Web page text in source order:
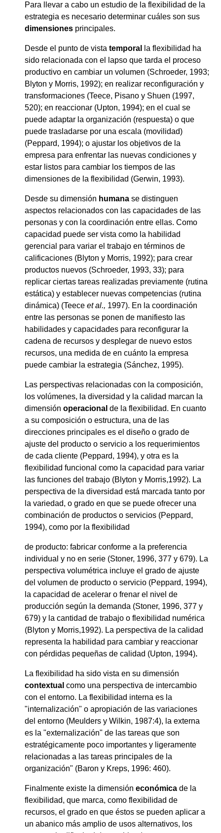
Para llevar a cabo un estudio de la flexibilidad de la
estrategia es necesario determinar cuáles son sus
dimensiones principales.
Desde el punto de vista temporal
la flexibilidad ha
sido relacionada con el lapso que tarda el proceso
productivo en cambiar un volumen (Schroeder, 1993;
Blyton y Morris, 1992); en realizar reconfiguración y
transformaciones (Teece, Pisano y Shuen (1997,
520); en reaccionar (Upton, 1994); en el cual se
puede adaptar la organización (respuesta) o que
puede trasladarse por una escala (movilidad)
(Peppard, 1994); o ajustar los objetivos de la
empresa para enfrentar las nuevas condiciones y
estar listos para cambiar los tiempos de las
dimensiones de la flexibilidad (Gerwin, 1993).
Desde su dimensión humana se distinguen
aspectos relacionados con las capacidades de las
personas y con la coordinación entre ellas. Como
capacidad puede ser vista como la habilidad
gerencial para variar el trabajo en términos de
calificaciones (Blyton y Morris, 1992); para crear
productos nuevos (Schroeder, 1993, 33); para
replicar ciertas tareas realizadas previamente (rutina
estática) y establecer nuevas competencias (rutina
dinámica) (Teece et al., 1997). En la coordinación
entre las personas se ponen de manifiesto las
habilidades y capacidades para reconfigurar la
cadena de recursos y desplegar de nuevo estos
recursos, una medida de en cuánto la empresa
puede cambiar la estrategia (Sánchez, 1995).
Las perspectivas relacionadas con la composición,
los volúmenes, la diversidad y la calidad marcan la
dimensión operacional de la flexibilidad. En cuanto
a su composición o estructura, una de las
direcciones principales es el diseño o grado de
ajuste del producto o servicio a los requerimientos
de cada cliente (Peppard, 1994), y otra es la
flexibilidad funcional como la capacidad para variar
las funciones del trabajo (Blyton y Morris,1992). La
perspectiva de la diversidad está marcada tanto por
la variedad, o grado en que se puede ofrecer una
combinación de productos o servicios (Peppard,
1994), como por la flexibilidad
de producto: fabricar conforme a la preferencia
individual y no en serie (Stoner, 1996, 377 y 679). La
perspectiva volumétrica incluye el grado de ajuste
del volumen de producto o servicio (Peppard, 1994),
la capacidad de acelerar o frenar el nivel de
producción según la demanda (Stoner, 1996, 377 y
679) y la cantidad de trabajo o flexibilidad numérica
(Blyton y Morris,1992). La perspectiva de la calidad
representa la habilidad para cambiar y reaccionar
con pérdidas pequeñas de calidad (Upton, 1994).
La flexibilidad ha sido vista en su dimensión
contextual como una perspectiva de intercambio
con el entorno. La flexibilidad interna es la
"internalización" o apropiación de las variaciones
del entorno (Meulders y Wilkin, 1987:4), la externa
es la "externalización" de las tareas que son
estratégicamente poco importantes y ligeramente
relacionadas a las tareas principales de la
organización" (Baron y Kreps, 1996: 460).
Finalmente existe la dimensión económica de la
flexibilidad, que marca, como flexibilidad de
recursos, el grado en que éstos se pueden aplicar a
un abanico más amplio de usos alternativos, los